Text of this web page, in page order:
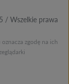
/ Wszelkie prawa
zgodę na ich